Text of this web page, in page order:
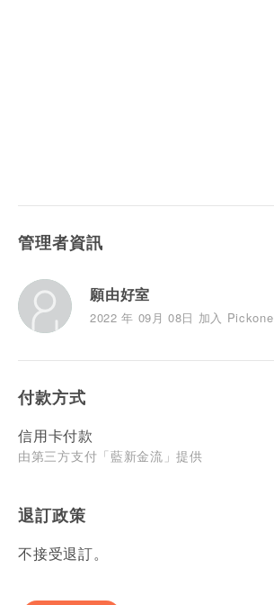
管理者資訊
願由好室
2022 年 09月 08日 加入 Pickone
付款方式
信用卡付款
由第三方支付「藍新金流」提供
退訂政策
不接受退訂。